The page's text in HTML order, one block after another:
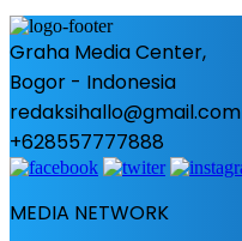
Graha Media Center,
Bogor - Indonesia
redaksihallo@gmail.com
+628557777888
MEDIA NETWORK